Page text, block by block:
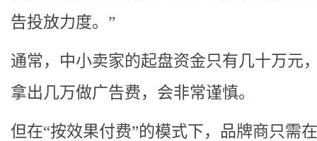
告投放力度。”
通常，中小卖家的起盘资金只有几十万元
拿出几万做广告费，会非常谨慎。
但在“按效果付费”的模式下，品牌商只需